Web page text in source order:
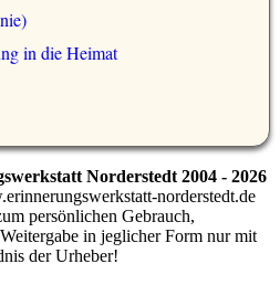
in die Heimat
Norderstedt 2004 - 2026
norderstedt.de
persönlichen Gebrauch,
in jeglicher Form nur mit
der Urheber!